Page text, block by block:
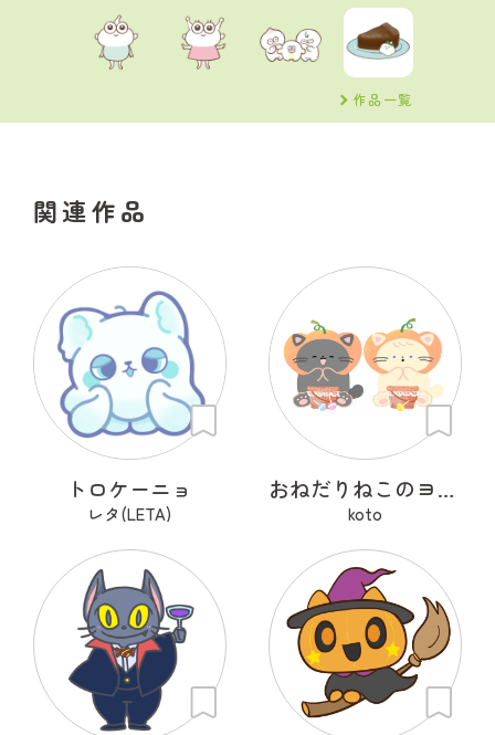
作品一覧
関連作品
トロケーニョ
レタ(LETA)
おねだりねこのヨルとユキ
koto